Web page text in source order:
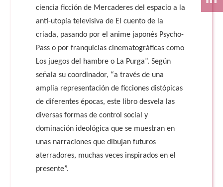
ciencia ficción de Mercaderes del espacio a la
anti-utopía televisiva de El cuento de la
criada, pasando por el anime japonés Psycho-
Pass o por franquicias cinematográficas como
Los juegos del hambre o La Purga”. Según
señala su coordinador, “a través de una
amplia representación de ficciones distópicas
de diferentes épocas, este libro desvela las
diversas formas de control social y
dominación ideológica que se muestran en
unas narraciones que dibujan futuros
aterradores, muchas veces inspirados en el
presente”.